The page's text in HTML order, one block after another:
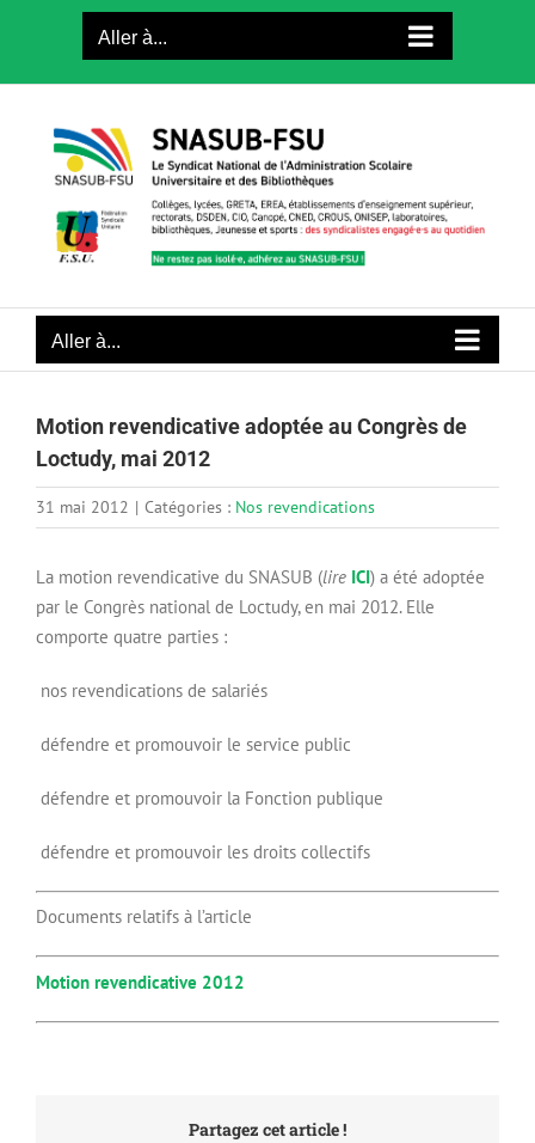
Aller à...
Aller à...
Motion revendicative adoptée au Congrès de
Loctudy, mai 2012
31 mai 2012 | Catégories : Nos revendications
La motion revendicative du SNASUB (lire ICI) a été adoptée
par le Congrès national de Loctudy, en mai 2012. Elle
comporte quatre parties :
nos revendications de salariés
défendre et promouvoir le service public
défendre et promouvoir la Fonction publique
défendre et promouvoir les droits collectifs
Documents relatifs à l’article
Motion revendicative 2012
Partagez cet article !